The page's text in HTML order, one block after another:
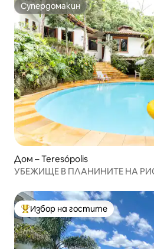
Супердомакин
Супердомакин
Дом – Teresópolis
УБЕЖИЩЕ В ПЛАНИНИТЕ НА
Най-популярен избор на
Избор на гостите